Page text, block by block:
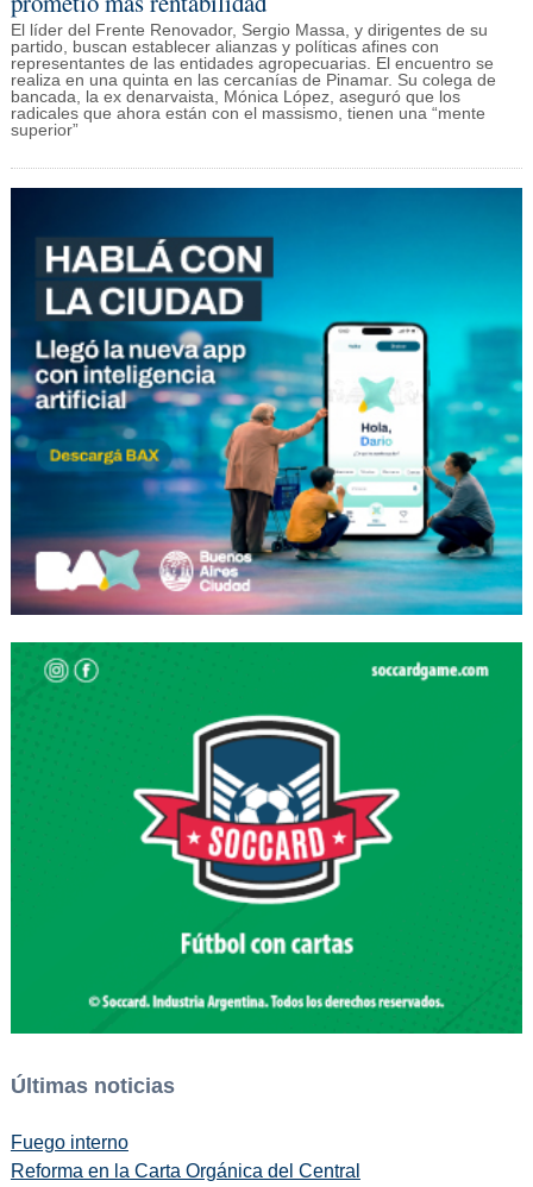
El líder del Frente Renovador, Sergio Massa, y dirigentes de su
partido, buscan establecer alianzas y políticas afines con
representantes de las entidades agropecuarias. El encuentro se
realiza en una quinta en las cercanías de Pinamar. Su colega de
bancada, la ex denarvaista, Mónica López, aseguró que los
radicales que ahora están con el massismo, tienen una “mente
superior”
Últimas noticias
Fuego interno
Reforma en la Carta Orgánica del Central